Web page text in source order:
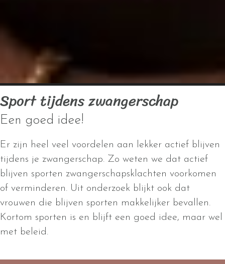
Sport tijdens zwangerschap
Een goed idee!
Er zijn heel veel voordelen aan lekker actief blijven
tijdens je zwangerschap. Zo weten we dat actief
blijven sporten zwangerschapsklachten voorkomen
of verminderen. Uit onderzoek blijkt ook dat
vrouwen die blijven sporten makkelijker bevallen.
Kortom sporten is en blijft een goed idee, maar wel
met beleid.